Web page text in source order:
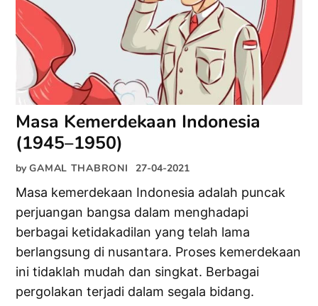
Masa Kemerdekaan Indonesia
(1945–1950)
by GAMAL THABRONI 27-04-2021
Masa kemerdekaan Indonesia adalah puncak
perjuangan bangsa dalam menghadapi
berbagai ketidakadilan yang telah lama
berlangsung di nusantara. Proses kemerdekaan
ini tidaklah mudah dan singkat. Berbagai
pergolakan terjadi dalam segala bidang.